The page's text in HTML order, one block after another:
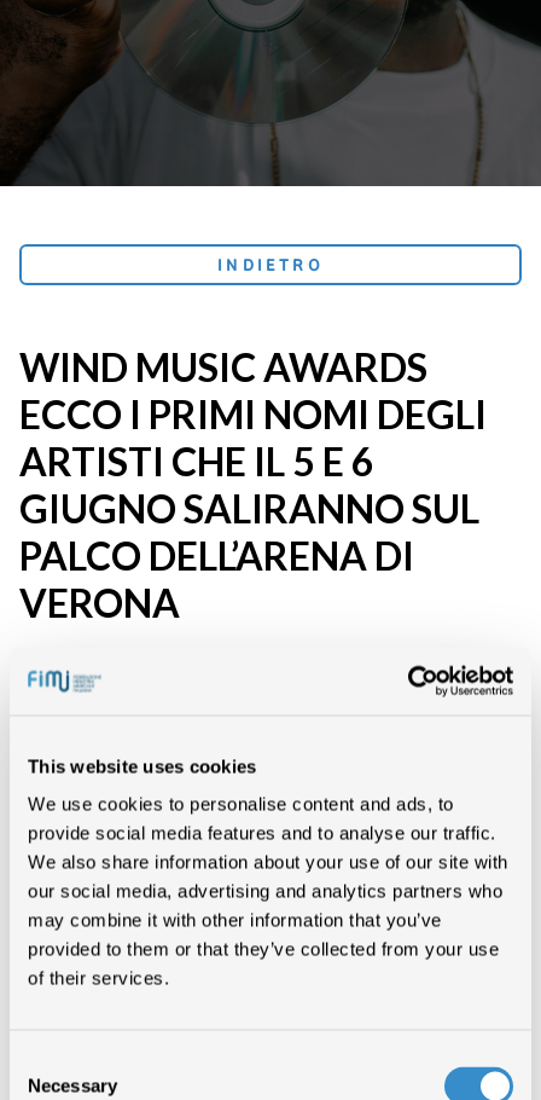
This website uses cookies
We use cookies to personalise content and ads, to
provide social media features and to analyse our traffic.
We also share information about your use of our site with
our social media, advertising and analytics partners who
may combine it with other information that you’ve
provided to them or that they’ve collected from your use
of their services.
Selection
Necessary
INDIETRO
WIND MUSIC AWARDS
ECCO I PRIMI NOMI DEGLI
ARTISTI CHE IL 5 E 6
GIUGNO SALIRANNO SUL
PALCO DELL’ARENA DI
VERONA
EVENTI
Tornano i Wind Music Awards, i premi della musica italiana, il 5 e 6
giugno: saranno due serate in compagnia delle star del panorama
musicale italiano che verranno premiate per i loro recenti successi
discografici (certificati da FIMI/Gfk) e, per la prima volta, anche per
Sono stati annunciati i primi nomi degli artisti che verranno premiati nel
corso delle due serate. Eccoli: Alessandra Amoroso, Biagio Antonacci,
Benji & Fede, Loredana Bertè, Boomdabash, Michele Bravi, Briga,
Francesco De Gregori, Elisa, Elodie, Emma, Fabri Fibra, Francesco
Francesco Renga, Fabio Rovazzi, Sfera Ebbasta, Sergio Sylvestre,